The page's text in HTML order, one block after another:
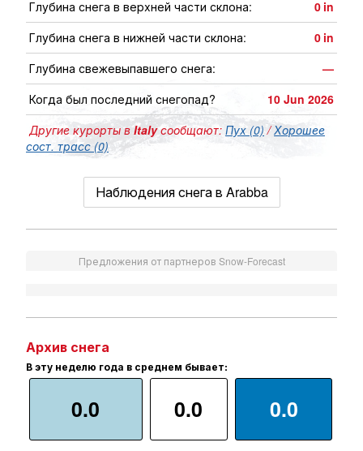
Глубина снега в верхней части склона: 0 in
Глубина снега в нижней части склона:
0 in
Глубина свежевыпавшего снега:
—
Когда был последний снегопад?
10 Jun 2026
Другие курорты вItalyсообщают: Пух (0) /Хорошее
сост. трасс (0)
Наблюдения снега в Arabba
Предложения от партнеров Snow-Forecast
Архив снега
В эту неделю года в среднем бывает:
0.0 0.0 0.0